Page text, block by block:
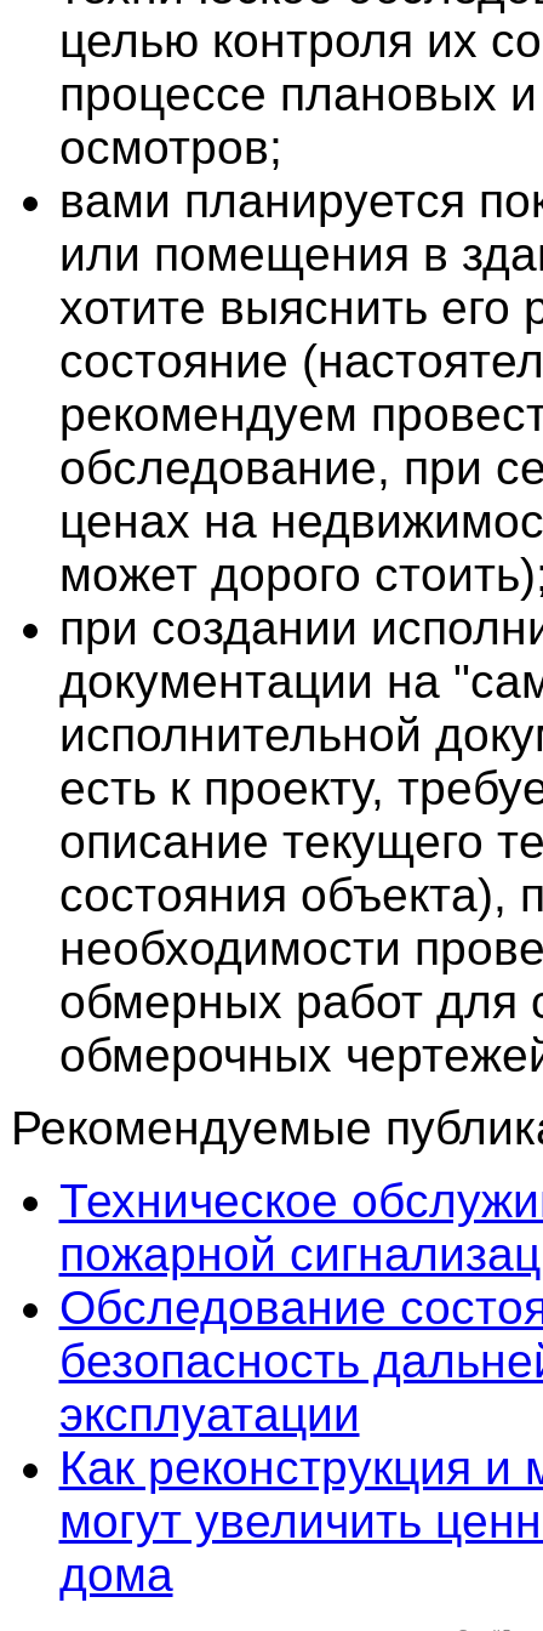
целью контроля их
процессе плановых
осмотров;
вами планируется
или помещения в
хотите выяснить его
состояние
рекомендуем
обследование, при
ценах на
может дорого
при создании
документации на
исполнительной
есть к проекту,
описание текущего
состояния объекта),
необходимости
обмерных работ для
обмерочных
Рекомендуемые
Техническое
пожарной
Обследование
безопасность
эксплуатации
Как реконструкция и
могут увеличить
дома